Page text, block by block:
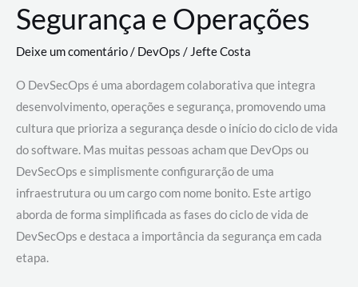
Segurança e Operações
Deixe um comentário/ DevOps /Jefte Costa
O DevSecOps é uma abordagem colaborativa que integra
desenvolvimento, operações e segurança, promovendo uma
cultura que prioriza a segurança desde o início do ciclo de vida
do software. Mas muitas pessoas acham que DevOps ou
DevSecOps e simplismente configurarção de uma
infraestrutura ou um cargo com nome bonito. Este artigo
aborda de forma simplificada as fases do ciclo de vida de
DevSecOps e destaca a importância da segurança em cada
etapa.